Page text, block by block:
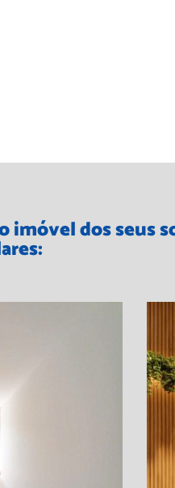
imóvel dos seus